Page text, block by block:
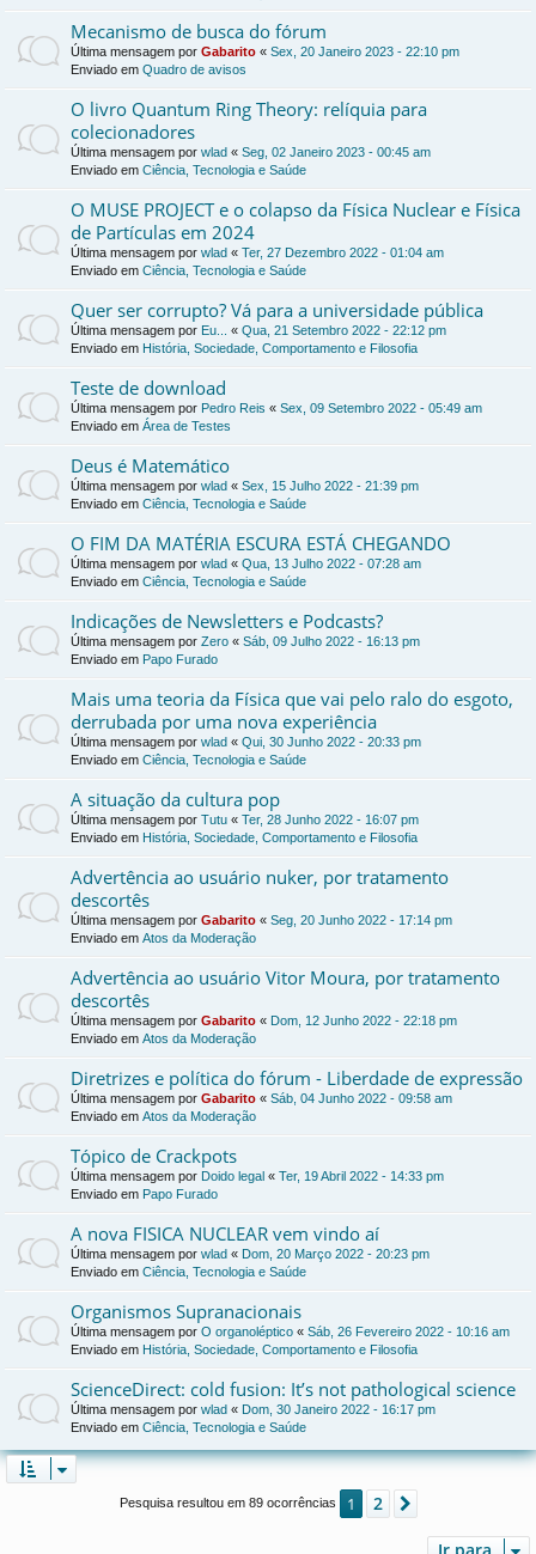
Mecanismo de busca do fórum
Última mensagem por Gabarito « Sex, 20 Janeiro 2023 - 22:10 pm
Enviado em Quadro de avisos
O livro Quantum Ring Theory: relíquia para
colecionadores
Última mensagem por wlad « Seg, 02 Janeiro 2023 - 00:45 am
Enviado em Ciência, Tecnologia e Saúde
O MUSE PROJECT e o colapso da Física Nuclear e Física
de Partículas em 2024
Última mensagem por wlad « Ter, 27 Dezembro 2022 - 01:04 am
Enviado em Ciência, Tecnologia e Saúde
Quer ser corrupto? Vá para a universidade pública
Última mensagem por Eu... « Qua, 21 Setembro 2022 - 22:12 pm
Enviado em História, Sociedade, Comportamento e Filosofia
Teste de download
Última mensagem por Pedro Reis « Sex, 09 Setembro 2022 - 05:49 am
Enviado em Área de Testes
Deus é Matemático
Última mensagem por wlad « Sex, 15 Julho 2022 - 21:39 pm
Enviado em Ciência, Tecnologia e Saúde
O FIM DA MATÉRIA ESCURA ESTÁ CHEGANDO
Última mensagem por wlad « Qua, 13 Julho 2022 - 07:28 am
Enviado em Ciência, Tecnologia e Saúde
Indicações de Newsletters e Podcasts?
Última mensagem por Zero « Sáb, 09 Julho 2022 - 16:13 pm
Enviado em Papo Furado
Mais uma teoria da Física que vai pelo ralo do esgoto,
derrubada por uma nova experiência
Última mensagem por wlad « Qui, 30 Junho 2022 - 20:33 pm
Enviado em Ciência, Tecnologia e Saúde
A situação da cultura pop
Última mensagem por Tutu « Ter, 28 Junho 2022 - 16:07 pm
Enviado em História, Sociedade, Comportamento e Filosofia
Advertência ao usuário nuker, por tratamento
descortês
Última mensagem por Gabarito « Seg, 20 Junho 2022 - 17:14 pm
Enviado em Atos da Moderação
Advertência ao usuário Vitor Moura, por tratamento
descortês
Última mensagem por Gabarito « Dom, 12 Junho 2022 - 22:18 pm
Enviado em Atos da Moderação
Diretrizes e política do fórum - Liberdade de expressão
Última mensagem por Gabarito « Sáb, 04 Junho 2022 - 09:58 am
Enviado em Atos da Moderação
Tópico de Crackpots
Última mensagem por Doido legal « Ter, 19 Abril 2022 - 14:33 pm
Enviado em Papo Furado
A nova FISICA NUCLEAR vem vindo aí
Última mensagem por wlad « Dom, 20 Março 2022 - 20:23 pm
Enviado em Ciência, Tecnologia e Saúde
Organismos Supranacionais
Última mensagem por O organoléptico « Sáb, 26 Fevereiro 2022 - 10:16 am
Enviado em História, Sociedade, Comportamento e Filosofia
ScienceDirect: cold fusion: It’s not pathological science
Última mensagem por wlad « Dom, 30 Janeiro 2022 - 16:17 pm
Enviado em Ciência, Tecnologia e Saúde
Pesquisa resultou em 89 ocorrências 1 2